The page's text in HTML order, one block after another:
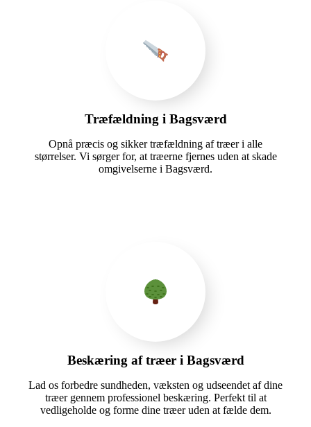
Træfældning i Bagsværd
Opnå præcis og sikker træfældning af træer i alle
størrelser. Vi sørger for, at træerne fjernes uden at skade
omgivelserne i Bagsværd.
Beskæring af træer i Bagsværd
Lad os forbedre sundheden, væksten og udseendet af dine
træer gennem professionel beskæring. Perfekt til at
vedligeholde og forme dine træer uden at fælde dem.